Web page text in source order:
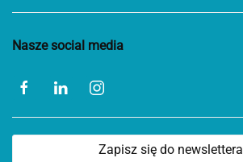
Nasze social media
Zapisz się do newslettera